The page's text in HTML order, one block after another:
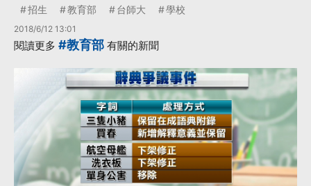
招生 教育部 台師大 學校
2018/6/12 13:01
閱讀更多 #教育部 有關的新聞